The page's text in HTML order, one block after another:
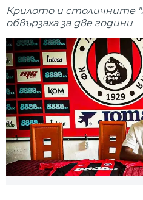
Крилото и столичните
обвързаха за две години